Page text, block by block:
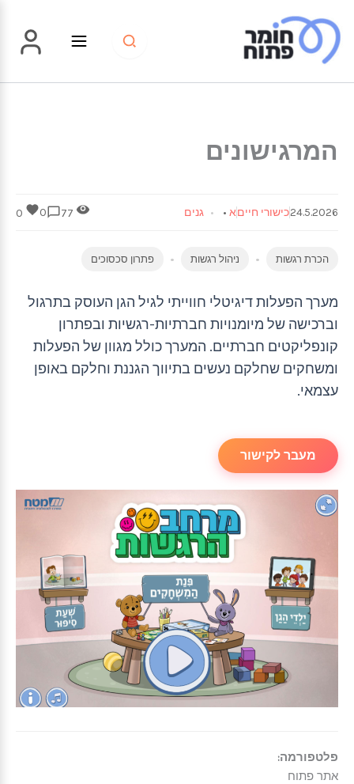
לתוכן
המרגישונים
24.5.2026כישורי חייםא • גנים 0
הכרת רגשות ניהול רגשות פתרון סכסוכים
מערך הפעלות דיגיטלי חווייתי לגיל הגן העוסק בתרגול
וברכישה של מיומנויות חברתיות-רגשיות ובפתרון
קונפליקטים חברתיים. המערך כולל מגוון של הפעלות
ומשחקים שחלקם נעשים בתיווך הגננת וחלקם באופן
עצמאי.
מעבר לקישור
פלטפורמה:
אתר פתוח